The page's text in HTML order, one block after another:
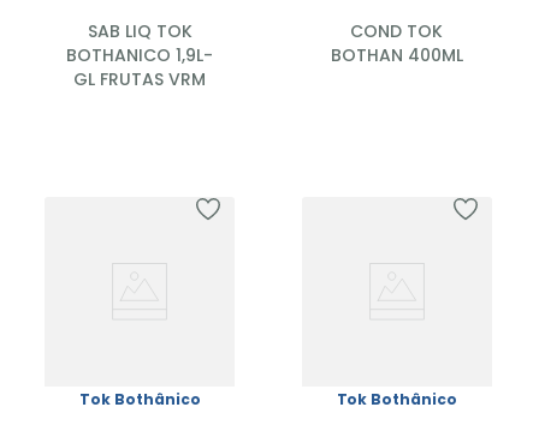
SAB LIQ TOK
BOTHANICO 1,9L-
GL FRUTAS VRM
COND TOK
BOTHAN 400ML
Tok Bothânico Tok Bothânico